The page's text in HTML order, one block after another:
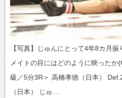
【写真】じゅんにとって4年8カ月
メイトの目にはどのように映った
級／5分3R＞ 高橋孝徳（日本）
（日本） じゅ…